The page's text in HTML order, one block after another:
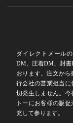
ダイレクトメール
DM、圧着DM、封書
おります。注文か
行会社の営業担当
切発生しません。今
トーにお客様の販
充して参ります。